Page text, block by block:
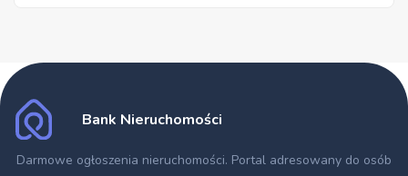
Bank Nieruchomości
Darmowe ogłoszenia nieruchomości. Portal adresowany do osób